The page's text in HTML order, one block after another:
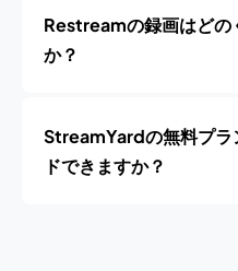
Restreamの録画はどの
か？
StreamYardの無料プラ
ドできますか？